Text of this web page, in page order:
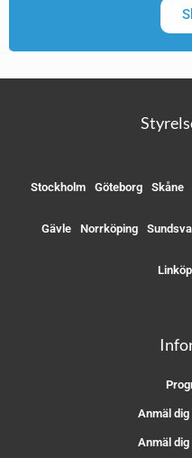
Stockholm Göteborg Skåne
Gävle Norrköping Sundsvall
Anmäl
Anmäl